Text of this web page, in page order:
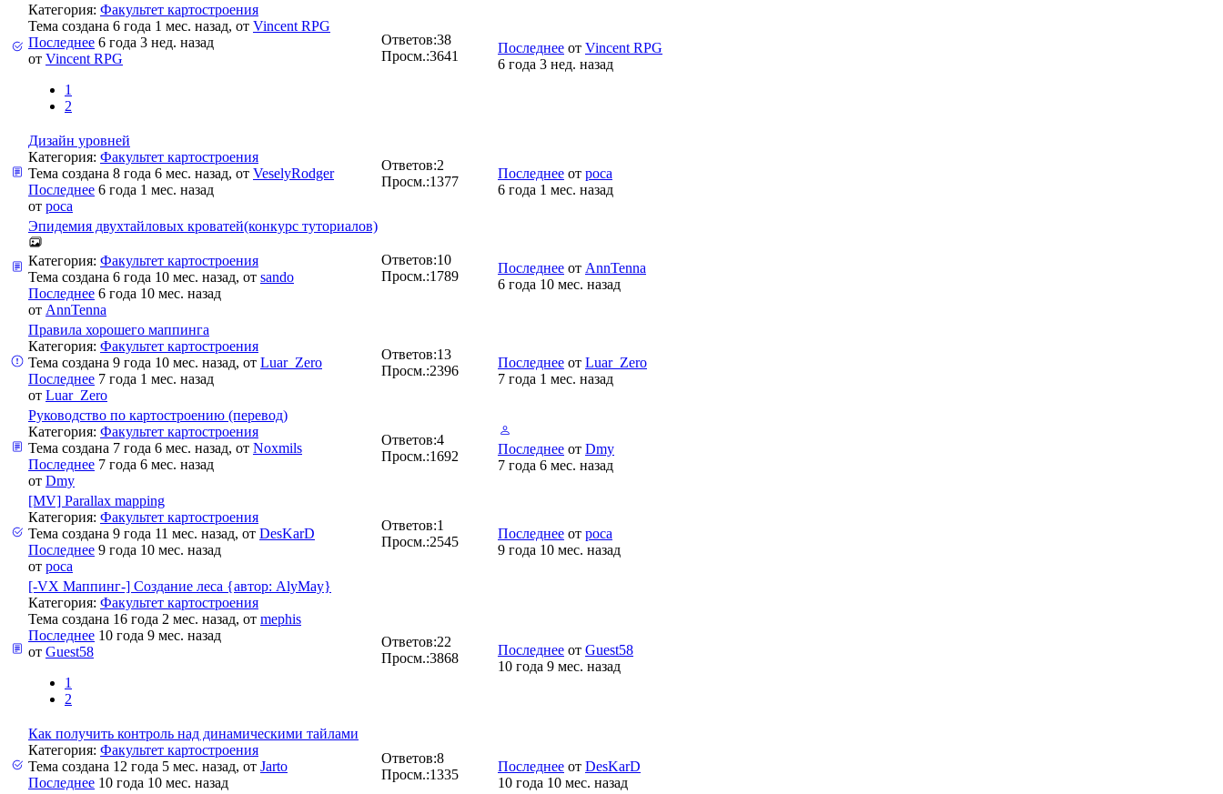
Категория: Факультет картостроения
Тема создана 6 года 1 мес. назад, от Vincent RPG
Последнее 6 года 3 нед. назад
от Vincent RPG
1
2
Ответов:38
Просм.:3641
Последнее от Vincent RPG
6 года 3 нед. назад
Дизайн уровней
Категория: Факультет картостроения
Тема создана 8 года 6 мес. назад, от VeselyRodger
Последнее 6 года 1 мес. назад
от poca
Ответов:2
Просм.:1377
Последнее от poca
6 года 1 мес. назад
Эпидемия двухтайловых кроватей(конкурс туториалов)
Категория: Факультет картостроения
Тема создана 6 года 10 мес. назад, от sando
Последнее 6 года 10 мес. назад
от AnnTenna
Ответов:10
Просм.:1789
Последнее от AnnTenna
6 года 10 мес. назад
Правила хорошего маппинга
Категория: Факультет картостроения
Тема создана 9 года 10 мес. назад, от Luar_Zero
Последнее 7 года 1 мес. назад
от Luar_Zero
Ответов:13
Просм.:2396
Последнее от Luar_Zero
7 года 1 мес. назад
Руководство по картостроению (перевод)
Категория: Факультет картостроения
Тема создана 7 года 6 мес. назад, от Noxmils
Последнее 7 года 6 мес. назад
от Dmy
Ответов:4
Просм.:1692 Последнее от Dmy
7 года 6 мес. назад
[MV] Parallax mapping
Категория: Факультет картостроения
Тема создана 9 года 11 мес. назад, от DesKarD
Последнее 9 года 10 мес. назад
от poca
Ответов:1
Просм.:2545
Последнее от poca
9 года 10 мес. назад
[-VX Маппинг-] Создание леса {автор: AlyMay}
Категория: Факультет картостроения
Тема создана 16 года 2 мес. назад, от mephis
Последнее 10 года 9 мес. назад
от Guest58
1
2
Ответов:22
Просм.:3868
Последнее от Guest58
10 года 9 мес. назад
Как получить контроль над динамическими тайлами
Категория: Факультет картостроения
Тема создана 12 года 5 мес. назад, от Jarto
Последнее 10 года 10 мес. назад
Ответов:8
Просм.:1335
Последнее от DesKarD
10 года 10 мес. назад